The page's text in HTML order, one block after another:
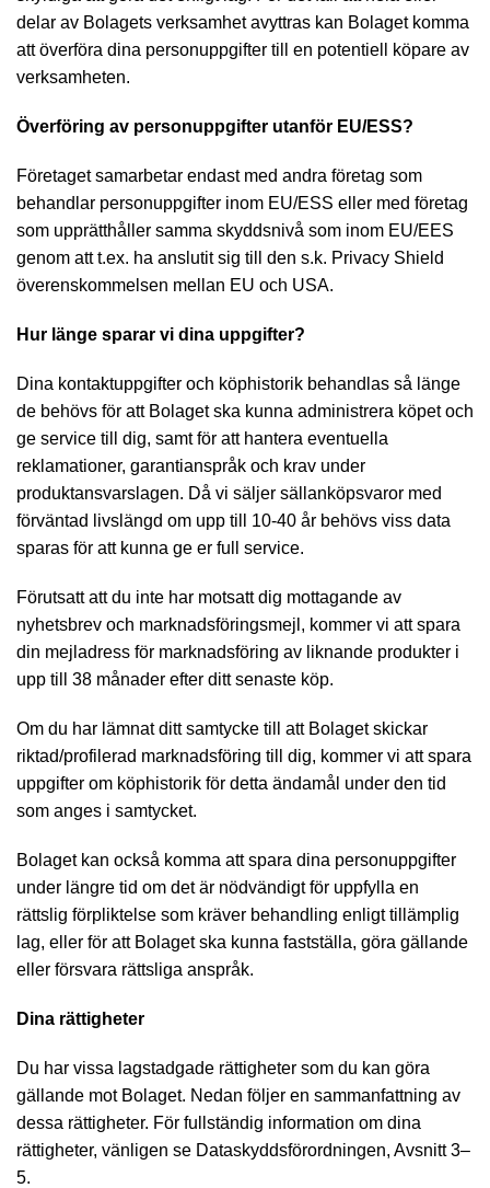
delar av Bolagets verksamhet avyttras kan Bolaget komma
att överföra dina personuppgifter till en potentiell köpare av
verksamheten.
Överföring av personuppgifter utanför EU/ESS?
Företaget samarbetar endast med andra företag som
behandlar personuppgifter inom EU/ESS eller med företag
som upprätthåller samma skyddsnivå som inom EU/EES
genom att t.ex. ha anslutit sig till den s.k. Privacy Shield
överenskommelsen mellan EU och USA.
Hur länge sparar vi dina uppgifter?
Dina kontaktuppgifter och köphistorik behandlas så länge
de behövs för att Bolaget ska kunna administrera köpet och
ge service till dig, samt för att hantera eventuella
reklamationer, garantianspråk och krav under
produktansvarslagen. Då vi säljer sällanköpsvaror med
förväntad livslängd om upp till 10-40 år behövs viss data
sparas för att kunna ge er full service.
Förutsatt att du inte har motsatt dig mottagande av
nyhetsbrev och marknadsföringsmejl, kommer vi att spara
din mejladress för marknadsföring av liknande produkter i
upp till 38 månader efter ditt senaste köp.
Om du har lämnat ditt samtycke till att Bolaget skickar
riktad/profilerad marknadsföring till dig, kommer vi att spara
uppgifter om köphistorik för detta ändamål under den tid
som anges i samtycket.
Bolaget kan också komma att spara dina personuppgifter
under längre tid om det är nödvändigt för uppfylla en
rättslig förpliktelse som kräver behandling enligt tillämplig
lag, eller för att Bolaget ska kunna fastställa, göra gällande
eller försvara rättsliga anspråk.
Dina rättigheter
Du har vissa lagstadgade rättigheter som du kan göra
gällande mot Bolaget. Nedan följer en sammanfattning av
dessa rättigheter. För fullständig information om dina
rättigheter, vänligen se Dataskyddsförordningen, Avsnitt 3–
5.